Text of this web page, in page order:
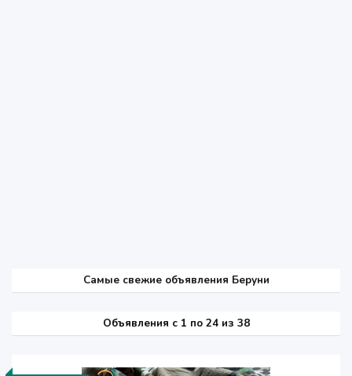
Самые свежие объявления Беруни
Объявления c 1 по 24 из 38